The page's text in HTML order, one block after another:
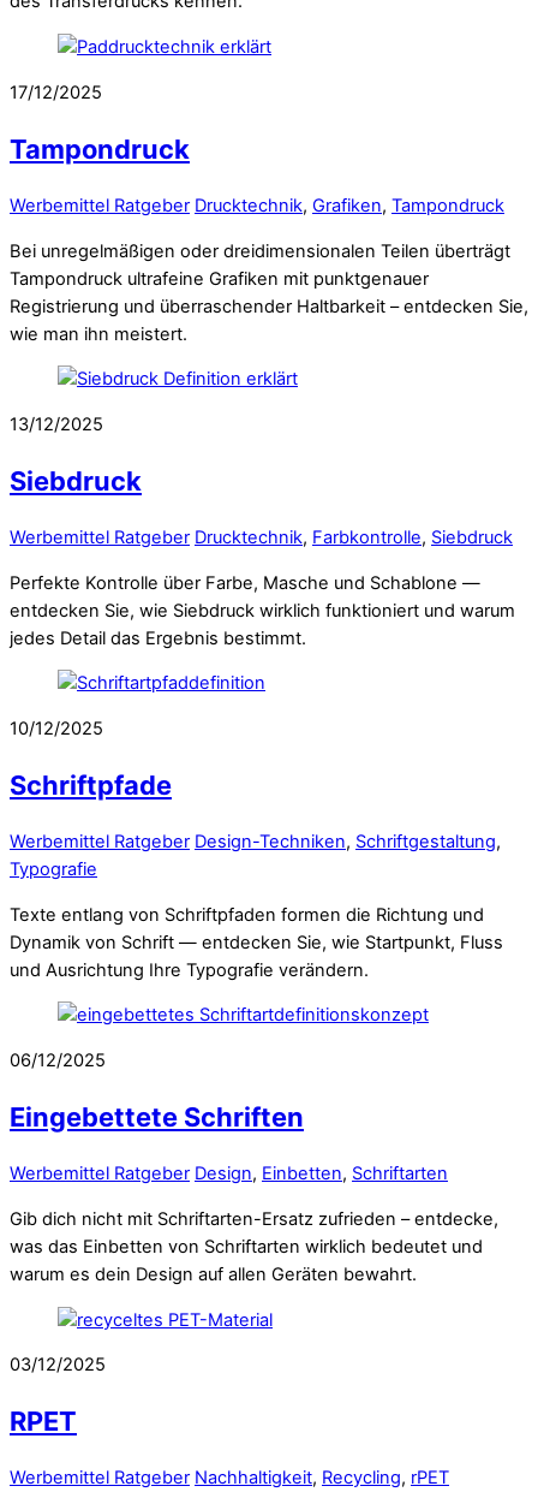
17/12/2025
Tampondruck
Werbemittel Ratgeber Drucktechnik, Grafiken, Tampondruck
Bei unregelmäßigen oder dreidimensionalen Teilen überträgt
Tampondruck ultrafeine Grafiken mit punktgenauer
Registrierung und überraschender Haltbarkeit – entdecken Sie,
wie man ihn meistert.
13/12/2025
Siebdruck
Werbemittel Ratgeber Drucktechnik, Farbkontrolle, Siebdruck
Perfekte Kontrolle über Farbe, Masche und Schablone —
entdecken Sie, wie Siebdruck wirklich funktioniert und warum
jedes Detail das Ergebnis bestimmt.
10/12/2025
Schriftpfade
Werbemittel Ratgeber Design-Techniken, Schriftgestaltung,
Typografie
Texte entlang von Schriftpfaden formen die Richtung und
Dynamik von Schrift — entdecken Sie, wie Startpunkt, Fluss
und Ausrichtung Ihre Typografie verändern.
06/12/2025
Eingebettete Schriften
Werbemittel Ratgeber Design, Einbetten, Schriftarten
Gib dich nicht mit Schriftarten-Ersatz zufrieden – entdecke,
was das Einbetten von Schriftarten wirklich bedeutet und
warum es dein Design auf allen Geräten bewahrt.
03/12/2025
RPET
Werbemittel Ratgeber Nachhaltigkeit, Recycling, rPET